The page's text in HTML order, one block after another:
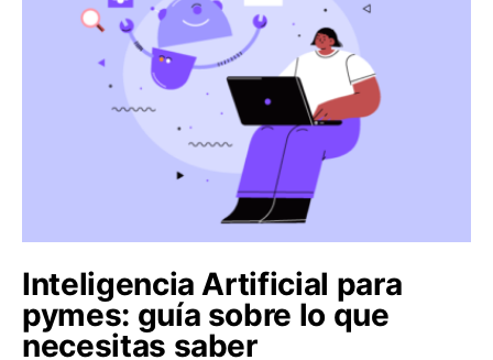
Inteligencia Artificial para
pymes: guía sobre lo que
necesitas saber